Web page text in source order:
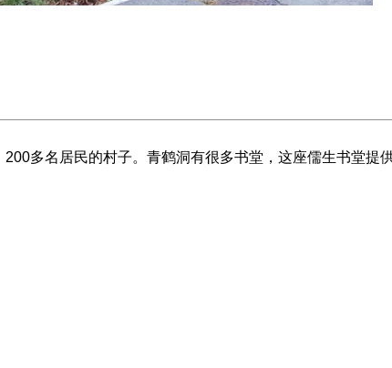
多名居民的村子。青鹤洞有很多书堂，这座儒生书堂提